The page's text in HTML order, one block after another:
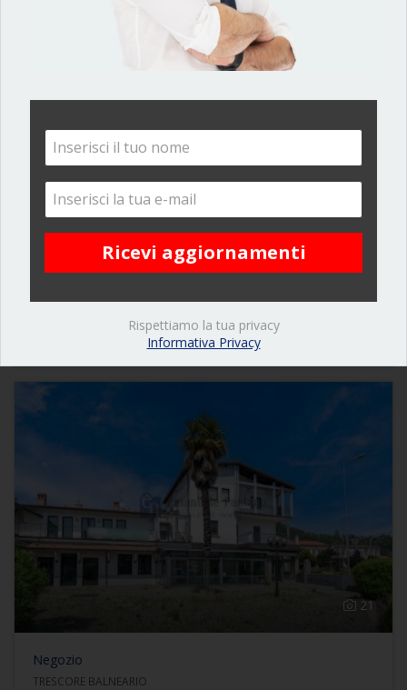
Terreno
€ 175.000
21
Negozio
TRESCORE BALNEARIO
Rispettiamo la tua privacy
Informativa Privacy